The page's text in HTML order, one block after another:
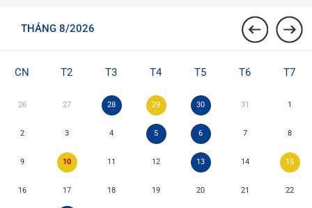
THÁNG 8/2026
CN T2 T3 T4 T5 T6 T7
26 27 28 29 30 31 1
2 3 4 5 6 7 8
9 10 11 12 13 14 15
16 17 18 19 20 21 22